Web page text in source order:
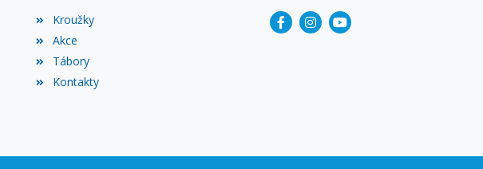
Kroužky
Akce
Tábory
Kontakty